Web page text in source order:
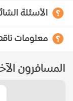
الأسئلة
معلومات
المسافرون